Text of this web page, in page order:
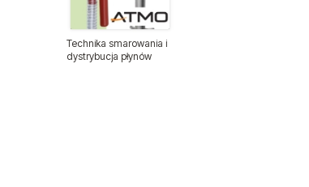
Balansery Atmo
Technika smarowania i
dystrybucja płynów